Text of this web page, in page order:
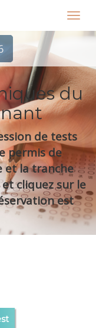
du
de tests
permis de
et la tranche
cliquez sur le
est